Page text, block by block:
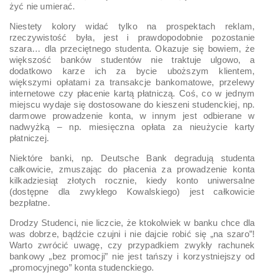
żyć nie umierać.
Niestety kolory widać tylko na prospektach reklam,
rzeczywistość była, jest i prawdopodobnie pozostanie
szara… dla przeciętnego studenta. Okazuje się bowiem, że
większość banków studentów nie traktuje ulgowo, a
dodatkowo karze ich za bycie uboższym klientem,
większymi opłatami za transakcje bankomatowe, przelewy
internetowe czy płacenie kartą płatniczą. Coś, co w jednym
miejscu wydaje się dostosowane do kieszeni studenckiej, np.
darmowe prowadzenie konta, w innym jest odbierane w
nadwyżką – np. miesięczna opłata za nieużycie karty
płatniczej.
Niektóre banki, np. Deutsche Bank degradują studenta
całkowicie, zmuszając do płacenia za prowadzenie konta
kilkadziesiąt złotych rocznie, kiedy konto uniwersalne
(dostępne dla zwykłego Kowalskiego) jest całkowicie
bezpłatne.
Drodzy Studenci, nie liczcie, że ktokolwiek w banku chce dla
was dobrze, bądźcie czujni i nie dajcie robić się „na szaro”!
Warto zwrócić uwagę, czy przypadkiem zwykły rachunek
bankowy „bez promocji” nie jest tańszy i korzystniejszy od
„promocyjnego” konta studenckiego.